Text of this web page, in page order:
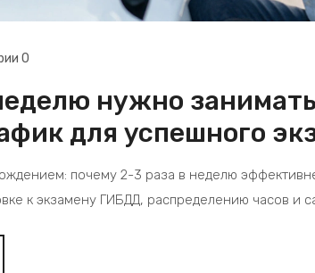
0
нужно
для успешного
почему 2-3 раза в неделю
к экзамену ГИБДД, распределению часов и